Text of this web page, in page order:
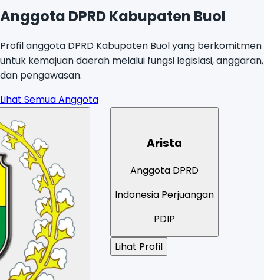
Anggota DPRD Kabupaten Buol
Profil anggota DPRD Kabupaten Buol yang berkomitmen
untuk kemajuan daerah melalui fungsi legislasi, anggaran,
dan pengawasan.
Lihat Semua Anggota